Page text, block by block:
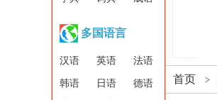
多国语言
汉语 英语 法语
韩语 日语 德语 首页 >